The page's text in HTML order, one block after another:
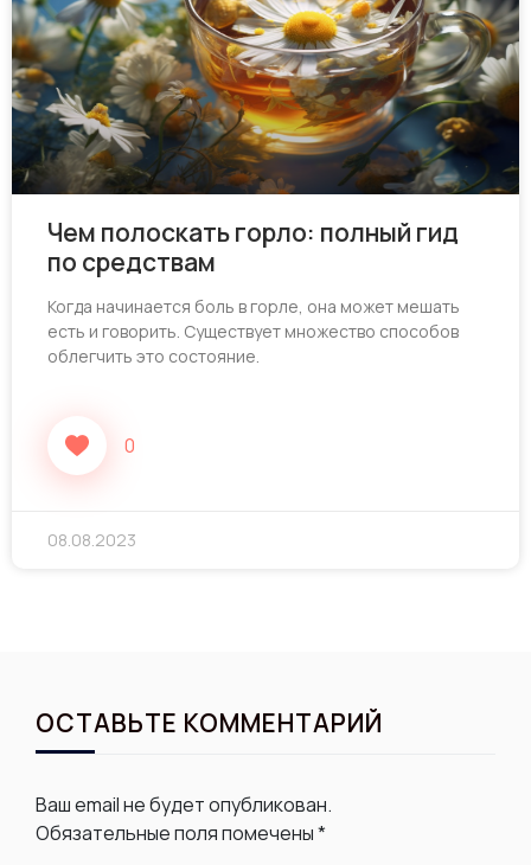
Чем полоскать горло: полный гид
по средствам
Когда начинается боль в горле, она может мешать
есть и говорить. Существует множество способов
облегчить это состояние.
0
08.08.2023
ОСТАВЬТЕ КОММЕНТАРИЙ
Ваш email не будет опубликован.
Обязательные поля помечены*